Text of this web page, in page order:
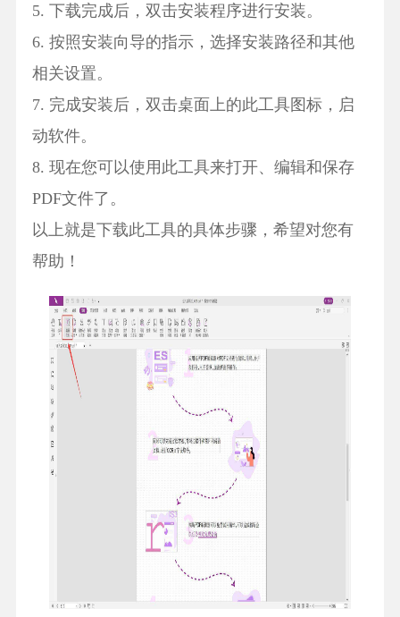
5. 下载完成后，双击安装程序进行安装。
6. 按照安装向导的指示，选择安装路径和其他
相关设置。
7. 完成安装后，双击桌面上的此工具图标，启
动软件。
8. 现在您可以使用此工具来打开、编辑和保存
PDF文件了。
以上就是下载此工具的具体步骤，希望对您有
帮助！